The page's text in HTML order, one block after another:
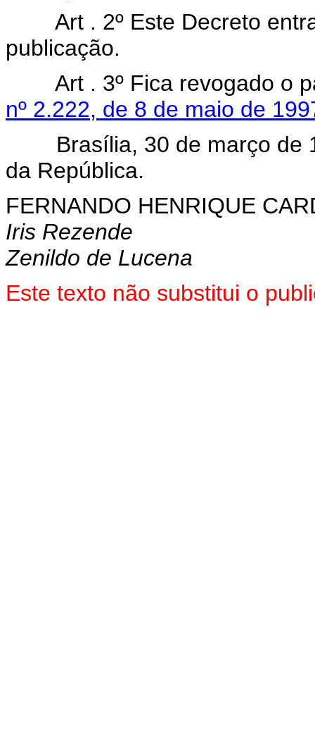
Art . 2º Este Decreto entra
publicação.
Art . 3º Fica revogado o
nº 2.222, de 8 de maio de
Brasília, 30 de março de
da República.
FERNANDO HENRIQUE
Iris Rezende
Zenildo de Lucena
Este texto não substitui o